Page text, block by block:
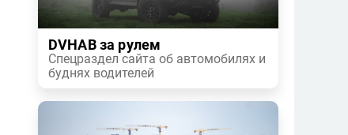
DVHAB за рулем
Спецраздел сайта об автомобилях и
буднях водителей